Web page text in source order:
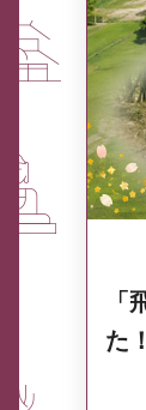
た！
ふるさと納税な